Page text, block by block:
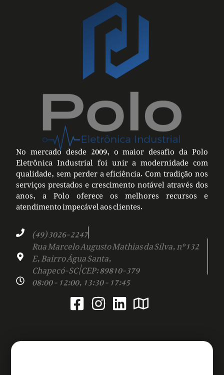
No mercado desde 2009, o maior desafio da Polo
Eletrônica Industrial foi unir a modernidade com
qualidade, sem perder a eficiência. Com tradição nos
serviços prestados e crescimento notável através dos
anos, a Polo oferece os melhores recursos e
atendimento impecável aos clientes.
(49) 3026-2247
Rua Marcelo Augusto Mathias da Silva, nº 132
E, Bairro Água Santa,
Chapecó-SC | CEP: 89810-379
08:00 - 12:00, 13:30 - 17:45